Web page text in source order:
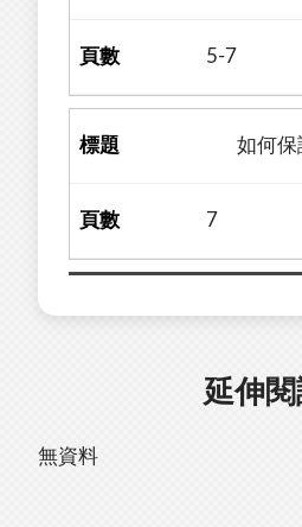
5-7
如何保
7
延伸
無資料